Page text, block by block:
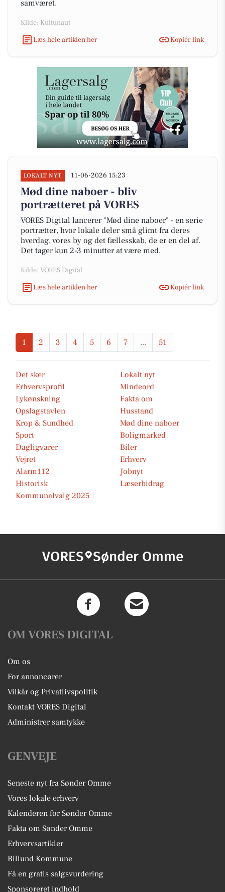
samværet.
Kilde: Kultunaut
Læs hele artiklen her
Kopiér link
LOKALT NYT 11-06-2026 15:23
Mød dine naboer - bliv
portrætteret på VORES
VORES Digital lancerer "Mød dine naboer" - en serie
portrætter, hvor lokale deler små glimt fra deres
hverdag, vores by og det fællesskab, de er en del af.
Det tager kun 2-3 minutter at være med.
Kilde: VORES Digital
Læs hele artiklen her
Kopiér link
1 2 3 4 5 6 7 ... 51
Det sker
Lokalt nyt
Erhvervsprofil
Mindeord
Lykønskning
Fakta om
Opslagstavlen
Husstand
Krop & Sundhed
Mød dine naboer
Sport
Boligmarked
Dagligvarer
Biler
Vejret
Erhverv
Alarm112
Jobnyt
Historisk
Læserbidrag
Kommunalvalg 2025
VORES Sønder Omme
OM VORES DIGITAL
Om os
For annoncører
Vilkår og Privatlivspolitik
Kontakt VORES Digital
Administrer samtykke
GENVEJE
Seneste nyt fra Sønder Omme
Vores lokale erhverv
Kalenderen for Sønder Omme
Fakta om Sønder Omme
Erhvervsartikler
Billund Kommune
Få en gratis salgsvurdering
Sponsoreret indhold